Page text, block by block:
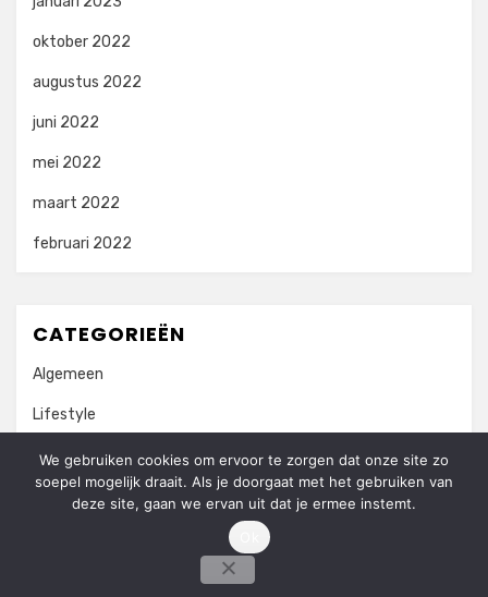
oktober 2022
augustus 2022
juni 2022
mei 2022
maart 2022
februari 2022
CATEGORIEËN
Algemeen
Lifestyle
Vrije Tijd
Wonen
TemplatePocket
We gebruiken cookies om ervoor te zorgen dat onze site zo
soepel mogelijk draait. Als je doorgaat met het gebruiken van
deze site, gaan we ervan uit dat je ermee instemt.